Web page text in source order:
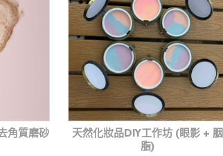
角質磨砂
天然化妝品DIY工作坊 (眼影 + 胭
脂)